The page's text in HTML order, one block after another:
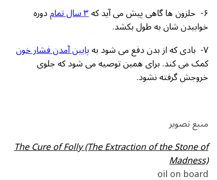
۶- حلزون ها گاهی پیش می آید که
۳ سال تمام دوره
خوابیدن شان به طول بکشد.
۷- بادی که از بدن دفع می شود به
پایین آمدن فشار خون
کمک می کند. برای همین توصیه می شود که جلوی
خروجش گرفته نشود.
منبع تصویر
The Cure of Folly (The Extraction of the Stone of
Madness)
oil on board